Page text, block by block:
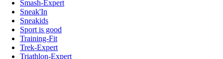
Smash-Expert
Sneak'In
Sneakids
Sport is good
Training-Fit
Trek-Expert
Triathlon-Expert